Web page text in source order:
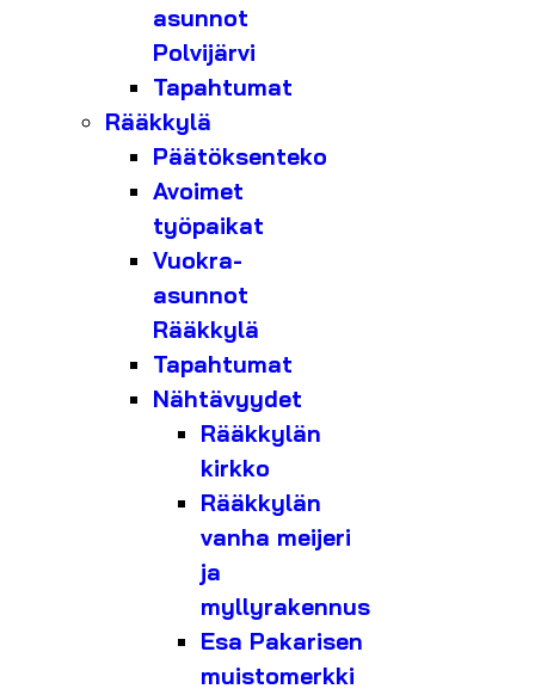
asunnot
Polvijärvi
Tapahtumat
Rääkkylä
Päätöksenteko
Avoimet
työpaikat
Vuokra-
asunnot
Rääkkylä
Tapahtumat
Nähtävyydet
Rääkkylän
kirkko
Rääkkylän
vanha meijeri
ja
myllyrakennus
Esa Pakarisen
muistomerkki